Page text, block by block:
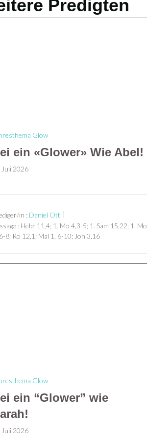
Predigten
Glow
ein «Glower» Wie Abel!
Juli 2026
in : Daniel Ott
: Hebr 11,4; 1. Mo 4,3-5; 1. Sam 15,22; 1. Mo
8; Rö 12,1; Mal 1, 6-10; Joh 3,16
Glow
ein “Glower” wie
Juli 2026